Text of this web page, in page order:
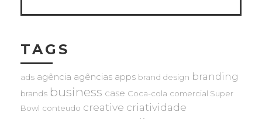
TAGS
ads agência agências apps brand design branding
brands business case Coca-cola comercial Super
Bowl conteudo creative criatividade